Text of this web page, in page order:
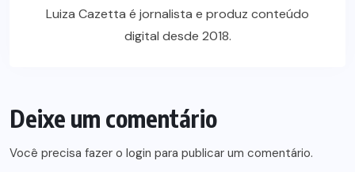
Luiza Cazetta é jornalista e produz conteúdo
digital desde 2018.
Deixe um comentário
Você precisa fazer o login para publicar um comentário.